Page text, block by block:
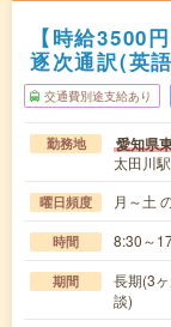
【時給3500
逐次通訳(英
交通費別途支給あり
勤務地 愛知県
太田川
曜日頻度 月～土
時間 8:30～
期間
長期(3
談)